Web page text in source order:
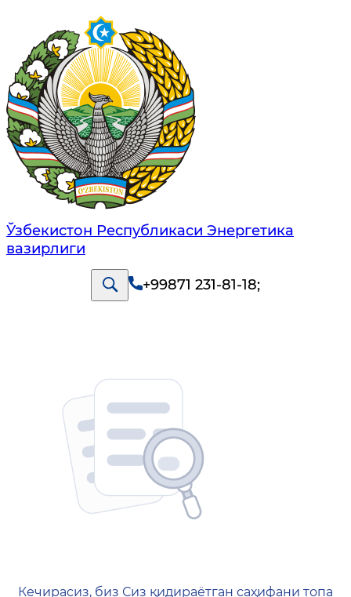
Ўзбекистон Республикаси Энергетика
вазирлиги
+99871 231-81-18;
404 — Страница не
Кечирасиз, биз Сиз қидираётган саҳифани топа